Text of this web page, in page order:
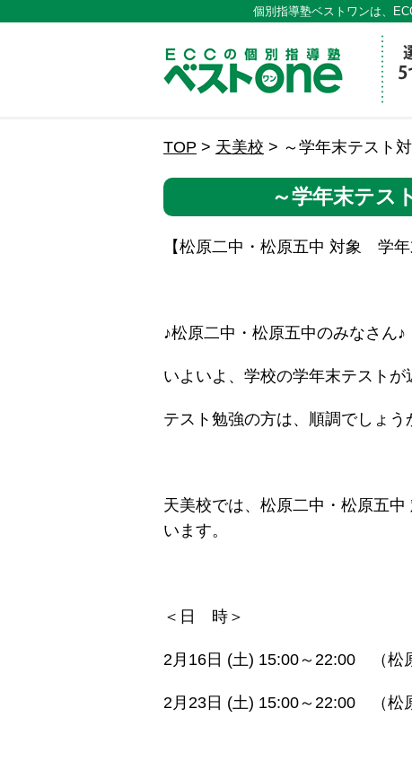
個別指導塾ベストワンは、
ECCの
TOP > 天美校 > ～学年末テスト
～学年末テス
【松原二中・松原五中 対象 学
♪松原二中・松原五中のみなさん♪
いよいよ、学校の学年末テストが
テスト勉強の方は、順調でしょう
天美校では、松原二中・松原五
います。
＜日 時＞
2月16日 (土) 15:00～22:00 （松
2月23日 (土) 15:00～22:00 （松